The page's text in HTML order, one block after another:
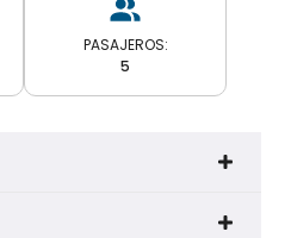
PASAJEROS:
5